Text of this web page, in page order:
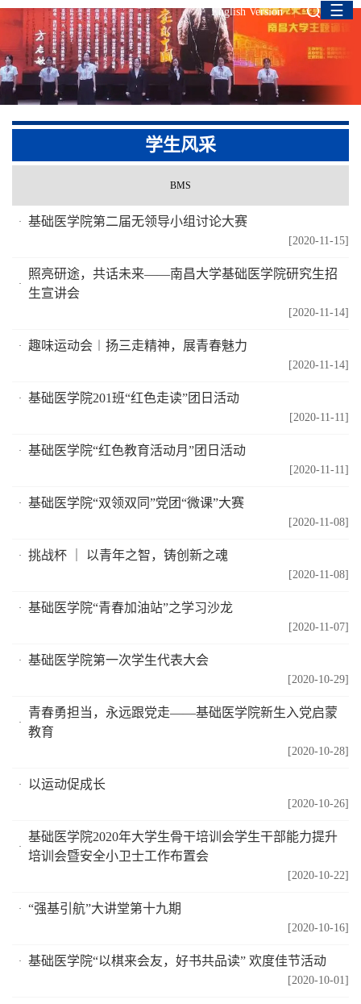
English Version ☰
学生风采
BMS
基础医学院第二届无领导小组讨论大赛
[2020-11-15]
照亮研途，共话未来——南昌大学基础医学院研究生招
生宣讲会
[2020-11-14]
趣味运动会︱扬三走精神，展青春魅力
[2020-11-14]
基础医学院201班“红色走读”团日活动
[2020-11-11]
基础医学院“红色教育活动月”团日活动
[2020-11-11]
基础医学院“双领双同”党团“微课”大赛
[2020-11-08]
挑战杯 ｜ 以青年之智，铸创新之魂
[2020-11-08]
基础医学院“青春加油站”之学习沙龙
[2020-11-07]
基础医学院第一次学生代表大会
[2020-10-29]
青春勇担当，永远跟党走——基础医学院新生入党启蒙
教育
[2020-10-28]
以运动促成长
[2020-10-26]
基础医学院2020年大学生骨干培训会学生干部能力提升
培训会暨安全小卫士工作布置会
[2020-10-22]
“强基引航”大讲堂第十九期
[2020-10-16]
基础医学院“以棋来会友，好书共品读” 欢度佳节活动
[2020-10-01]